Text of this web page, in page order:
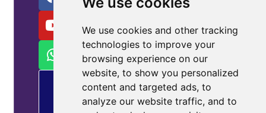
We use cookies and other tracking
technologies to improve your
browsing experience on our
website, to show you personalized
content and targeted ads, to
analyze our website traffic, and to
속
보